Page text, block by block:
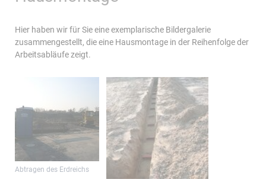
Hier haben wir für Sie eine exemplarische Bildergalerie
zusammengestellt, die eine Hausmontage in der Reihenfolge der
Arbeitsabläufe zeigt.
Abtragen des Erdreichs